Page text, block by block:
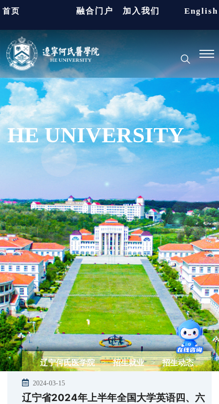
首页 融合门户 加入我们 English
HE UNIVERSITY
辽宁何氏医学院 > 招生就业 > 招生动态
2024-03-15
辽宁省2024年上半年全国大学英语四、六